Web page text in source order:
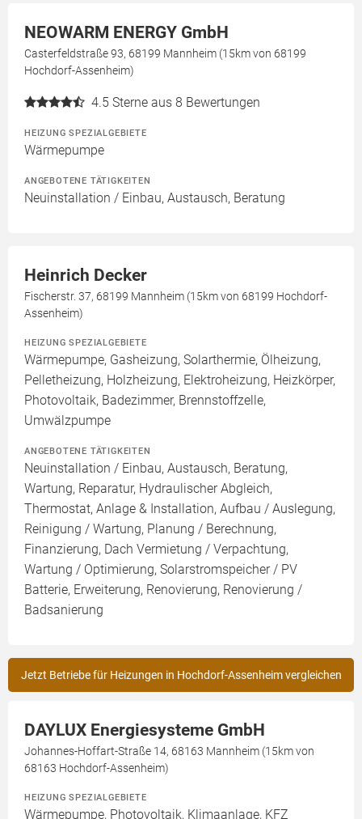
NEOWARM ENERGY GmbH
Casterfeldstraße 93, 68199 Mannheim (15km von 68199
Hochdorf-Assenheim)
4.5 Sterne aus 8 Bewertungen
HEIZUNG SPEZIALGEBIETE
Wärmepumpe
ANGEBOTENE TÄTIGKEITEN
Neuinstallation / Einbau, Austausch, Beratung
Heinrich Decker
Fischerstr. 37, 68199 Mannheim (15km von 68199 Hochdorf-
Assenheim)
HEIZUNG SPEZIALGEBIETE
Wärmepumpe, Gasheizung, Solarthermie, Ölheizung,
Pelletheizung, Holzheizung, Elektroheizung, Heizkörper,
Photovoltaik, Badezimmer, Brennstoffzelle,
Umwälzpumpe
ANGEBOTENE TÄTIGKEITEN
Neuinstallation / Einbau, Austausch, Beratung,
Wartung, Reparatur, Hydraulischer Abgleich,
Thermostat, Anlage & Installation, Aufbau / Auslegung,
Reinigung / Wartung, Planung / Berechnung,
Finanzierung, Dach Vermietung / Verpachtung,
Wartung / Optimierung, Solarstromspeicher / PV
Batterie, Erweiterung, Renovierung, Renovierung /
Badsanierung
Jetzt Betriebe für Heizungen in Hochdorf-Assenheim vergleichen
DAYLUX Energiesysteme GmbH
Johannes-Hoffart-Straße 14, 68163 Mannheim (15km von
68163 Hochdorf-Assenheim)
HEIZUNG SPEZIALGEBIETE
Wärmepumpe, Photovoltaik, Klimaanlage, KFZ